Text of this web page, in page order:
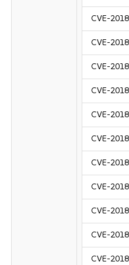
CVE-
CVE-
CVE-
CVE-
CVE-
CVE-
CVE-
CVE-
CVE-
CVE-
CVE-